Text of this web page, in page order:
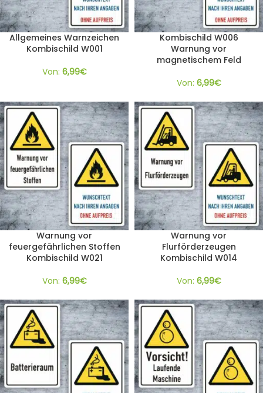
Allgemeines Warnzeichen
Kombischild W001
Von: 6,99€
Kombischild W006
Warnung vor
magnetischem Feld
Von: 6,99€
Warnung vor
feuergefährlichen Stoffen
Kombischild W021
Von: 6,99€
Warnung vor
Flurförderzeugen
Kombischild W014
Von: 6,99€